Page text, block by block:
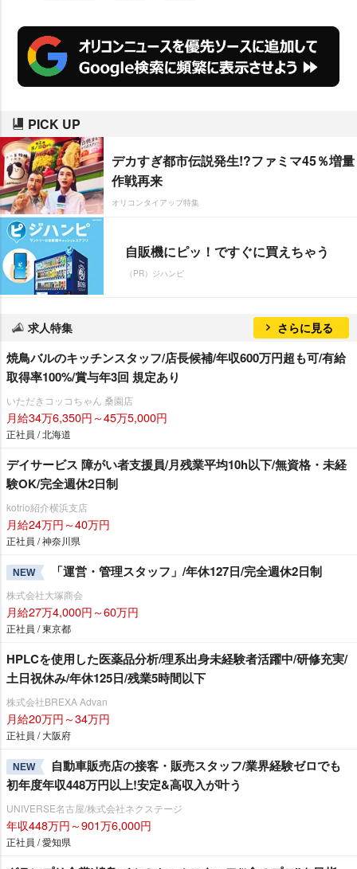
意気込んでいる。
PICK UP
デカすぎ都市伝説発生!?ファミマ45％増量
作戦再来
オリコンタイアップ特集
自販機にピッ！ですぐに買えちゃう
（PR）ジハンピ
求人特集 さらに見る
焼鳥バルのキッチンスタッフ/店長候補/年収600万円超も可/有給
取得率100%/賞与年3回 規定あり
いただきコッコちゃん 桑園店
月給34万6,350円～45万5,000円
正社員 / 北海道
デイサービス 障がい者支援員/月残業平均10h以下/無資格・未経
験OK/完全週休2日制
kotrio紹介横浜支店
月給24万円～40万円
正社員 / 神奈川県
NEW 「運営・管理スタッフ」/年休127日/完全週休2日制
株式会社大塚商会
月給27万4,000円～60万円
正社員 / 東京都
HPLCを使用した医薬品分析/理系出身未経験者活躍中/研修充実/
土日祝休み/年休125日/残業5時間以下
株式会社BREXA Advan
月給20万円～34万円
正社員 / 大阪府
NEW
自動車販売店の接客・販売スタッフ/業界経験ゼロでも
初年度年収448万円以上!安定&高収入が叶う
UNIVERSE名古屋/株式会社ネクステージ
年収448万円～901万6,000円
正社員 / 愛知県